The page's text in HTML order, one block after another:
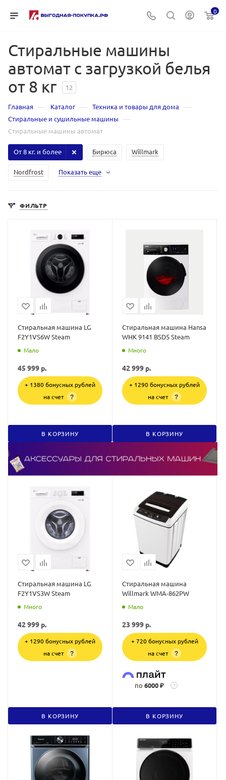
0
Стиральные машины
автомат с загрузкой белья
от 8 кг
12
Главная — Каталог — Техника и товары для дома —
Стиральные и сушильные машины —
Стиральные машины автомат
Бирюса Willmark
Nordfrost
От 8 кг. и более
Показать еще
ФИЛЬТР
Стиральная машина LG
F2Y1VS6W Steam
Мало
45 999 р.
+ 1380 бонусных рублей
на счет
?
В КОРЗИНУ
Стиральная машина Hansa
WHK 9141 BSD5 Steam
Много
42 999 р.
+ 1290 бонусных рублей
на счет
?
В КОРЗИНУ
Стиральная машина LG
F2Y1VS3W Steam
Много
42 999 р.
+ 1290 бонусных рублей
на счет
?
В КОРЗИНУ
Стиральная машина
Willmark WMA-862PW
Мало
23 999 р.
+ 720 бонусных рублей
на счет
?
по 6000 ₽ ?
В КОРЗИНУ